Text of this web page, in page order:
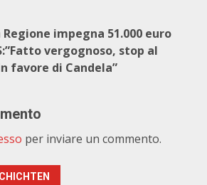
impegna 51.000 euro
vergognoso, stop al
favore di Candela”
per inviare un commento.